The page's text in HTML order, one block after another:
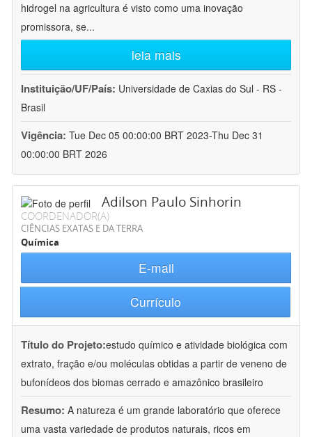
hidrogel na agricultura é visto como uma inovação
promissora, se...
leia mais
Instituição/UF/País: Universidade de Caxias do Sul - RS -
Brasil
Vigência: Tue Dec 05 00:00:00 BRT 2023-Thu Dec 31
00:00:00 BRT 2026
Adilson Paulo Sinhorin
COORDENADOR(A)
CIÊNCIAS EXATAS E DA TERRA
Química
E-mail
Currículo
Título do Projeto:estudo químico e atividade biológica com
extrato, fração e/ou moléculas obtidas a partir de veneno de
bufonídeos dos biomas cerrado e amazônico brasileiro
Resumo: A natureza é um grande laboratório que oferece
uma vasta variedade de produtos naturais, ricos em